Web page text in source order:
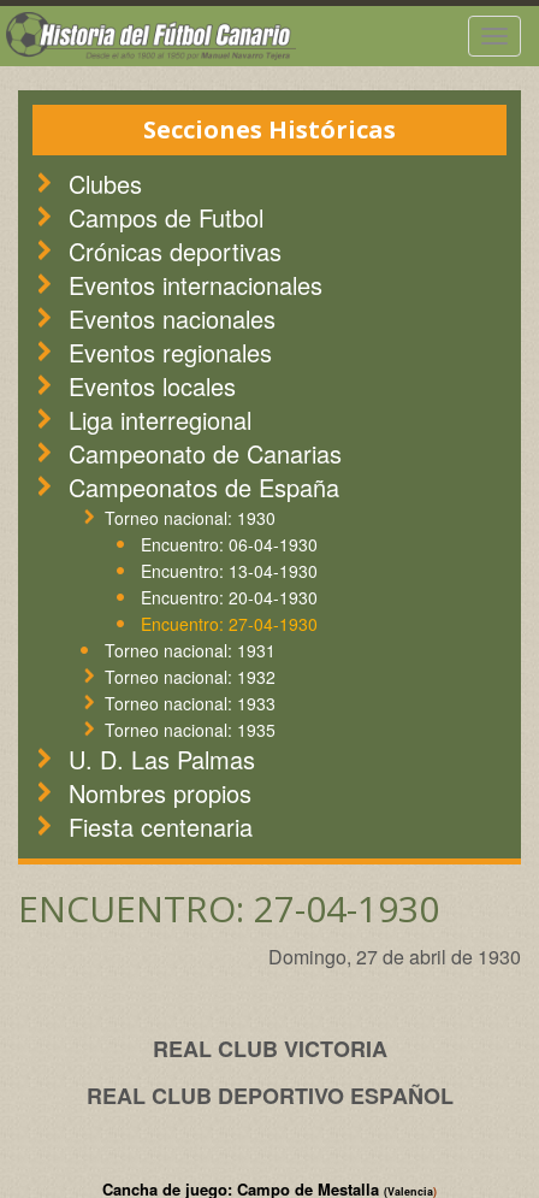
Secciones Históricas
Clubes
Campos de Futbol
Crónicas deportivas
Eventos internacionales
Eventos nacionales
Eventos regionales
Eventos locales
Liga interregional
Campeonato de Canarias
Campeonatos de España
Torneo nacional: 1930
Encuentro: 06-04-1930
Encuentro: 13-04-1930
Encuentro: 20-04-1930
Encuentro: 27-04-1930
Torneo nacional: 1931
Torneo nacional: 1932
Torneo nacional: 1933
Torneo nacional: 1935
U. D. Las Palmas
Nombres propios
Fiesta centenaria
ENCUENTRO: 27-04-1930
Domingo, 27 de abril de 1930
REAL CLUB VICTORIA
REAL CLUB DEPORTIVO ESPAÑOL
Cancha de juego: Campo de Mestalla (Valencia)